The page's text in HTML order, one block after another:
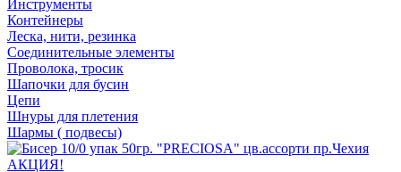
Инструменты
Контейнеры
Леска, нити, резинка
Соединительные элементы
Проволока, тросик
Шапочки для бусин
Цепи
Шнуры для плетения
Шармы ( подвесы)